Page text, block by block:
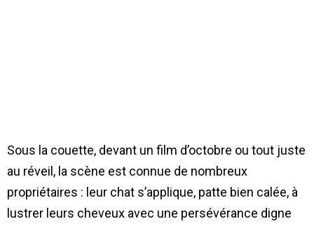
Sous la couette, devant un film d’octobre ou tout juste
au réveil, la scène est connue de nombreux
propriétaires : leur chat s’applique, patte bien calée, à
lustrer leurs cheveux avec une persévérance digne